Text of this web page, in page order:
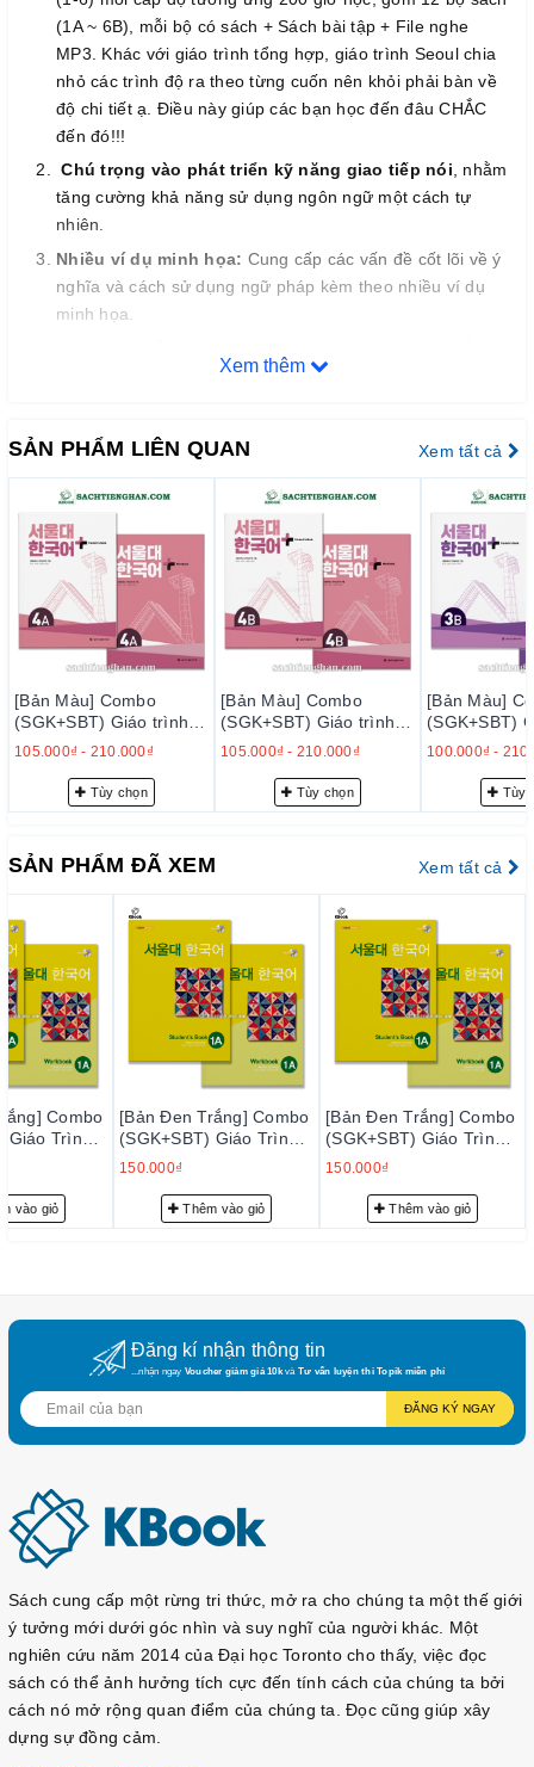
(1A ~ 6B), mỗi bộ có sách + Sách bài tập + File nghe
MP3. Khác với giáo trình tổng hợp, giáo trình Seoul chia
nhỏ các trình độ ra theo từng cuốn nên khỏi phải bàn về
độ chi tiết ạ. Điều này giúp các bạn học đến đâu CHẮC
đến đó!!!
Chú trọng vào phát triển kỹ năng giao tiếp nói , nhằm
tăng cường khả năng sử dụng ngôn ngữ một cách tự
nhiên.
Nhiều ví dụ minh họa: Cung cấp các vấn đề cốt lõi về ý
nghĩa và cách sử dụng ngữ pháp kèm theo nhiều ví dụ
minh họa.
phát âm, và ngữ điệu liên quan để nâng cao độ chính xác
Đề xuất nhiều loại bài tập khác nhau
mục tiêu học tập, và cung cấp hướng dẫn về bài tập trong
phần dữ liệu CD-ROM.
Sử dụng nhiều tư liệu hình ảnh
như tranh vẽ, hình ảnh
để học về văn hóa Hàn Quốc một cách trơn tru và hiệu
quả.
Có phần mềm học trên PC
(Bộ 1A, 1B), cung cấp các trò
chơi và bài tập đơn giản về từ vựng và ngữ pháp, các
đoạn văn đọc và nghe, danh sách từ vựng và ngữ pháp,
các tập tin âm thanh MP3, và các tài liệu hỗ trợ cho lớp
học
----------------------------------
CAM KẾT CỦA KBOOK:
sách luyện thi Topik, luyện thị OPIC, sách Tiếng Việt cho người
chất lượng in luôn cao cấp hơn bên khác mà giá
thành tương đương
- Cung cấp dịch vụ bán hàng tốt nhất: tư vấn chọn sách, giao
hàng, hậu mãi, khách hàng thân thiết.
- Hỗ trợ khách hàng 24/24 qua hotline/zalo/facebook với đội
ngũ Admin Topik 5,6 với nhiều kinh nghiệm học/dạy tiếng Hàn,
thi Topik, OPIC
- Có cung cấp giá sỉ, số lượng cho các trung tâm, công ty, lớp
Chúng tôi không chỉ là một đơn vị bán sách, mà
khách hàng sẽ luôn được đảm bảo một trải
nghiệm mua sắm và học tập tốt nhất.
Xem thêm
SẢN PHẨM LIÊN QUAN Xem tất cả
[Bản Màu] Combo
(SGK+SBT) Giáo trình
Tiếng Hàn Seoul Plus
105.000₫ - 210.000₫
Tùy chọn
[Bản Màu] Combo
(SGK+SBT) Giáo trình
Tiếng Hàn Seoul Plus
105.000₫ - 210.000₫
Tùy chọn
[Bản Màu]
(SGK+SBT)
Tiếng Hàn
100.000₫ -
Tùy
SẢN PHẨM ĐÃ XEM Xem tất cả
Combo
Giáo Trình
vào giỏ
[Bản Đen Trắng] Combo
(SGK+SBT) Giáo Trình
Tiếng Hàn Seoul 1A - 서
150.000₫
Thêm vào giỏ
[Bản Đen Trắng] Combo
(SGK+SBT) Giáo Trình
Tiếng Hàn Seoul 1A - 서
150.000₫
Thêm vào giỏ
Đăng kí nhận thông tin
...nhận ngay Voucher giảm giá 10kvà Tư vấn luyện thi Topik miễn phí
ĐĂNG KÝ NGAY
Sách cung cấp một rừng tri thức, mở ra cho chúng ta một thế giới
ý tưởng mới dưới góc nhìn và suy nghĩ của người khác. Một
nghiên cứu năm 2014 của Đại học Toronto cho thấy, việc đọc
sách có thể ảnh hưởng tích cực đến tính cách của chúng ta bởi
cách nó mở rộng quan điểm của chúng ta. Đọc cũng giúp xây
dựng sự đồng cảm.